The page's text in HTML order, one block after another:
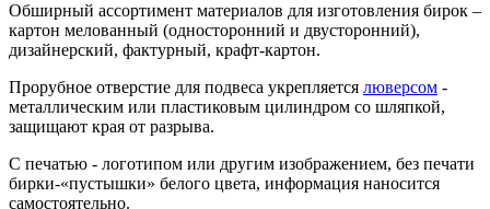
Обширный ассортимент материалов для изготовления бирок –
картон мелованный (односторонний и двусторонний),
дизайнерский, фактурный, крафт-картон.
Прорубное отверстие для подвеса укрепляется люверсом -
металлическим или пластиковым цилиндром со шляпкой,
защищают края от разрыва.
С печатью - логотипом или другим изображением, без печати
бирки-«пустышки» белого цвета, информация наносится
самостоятельно.